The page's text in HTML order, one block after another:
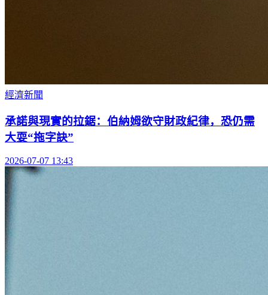
經濟新聞
承諾與現實的拉鋸：伯納姆欲守財政紀律，恐仍需
大耍“拖字訣”
2026-07-07 13:43